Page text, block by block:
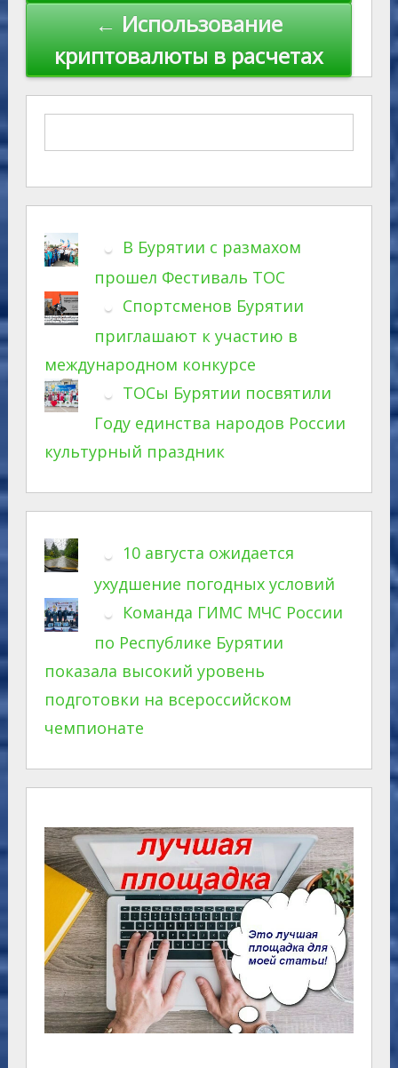
← Использование
криптовалюты в расчетах
В Бурятии с размахом
прошел Фестиваль ТОС
Спортсменов Бурятии
приглашают к участию в
международном конкурсе
ТОСы Бурятии посвятили
Году единства народов России
культурный праздник
10 августа ожидается
ухудшение погодных условий
Команда ГИМС МЧС России
по Республике Бурятии
показала высокий уровень
подготовки на всероссийском
чемпионате